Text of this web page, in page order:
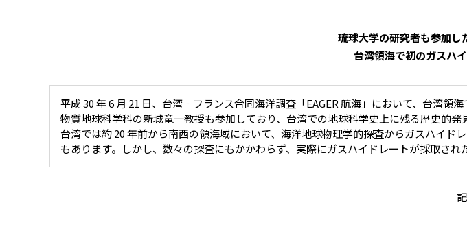
琉球大学の研究者も参加し
台湾領海で初のガスハ
平成 30 年 6 月 21 日、台湾‐フランス合同海洋調査「EAGER 航海」において、台湾
物質地球科学科の新城竜一教授も参加しており、台湾での地球科学史上に残る歴史的発
台湾では約 20 年前から南西の領海域において、海洋地球物理学的探査からガスハイ
もあります。しかし、数々の探査にもかかわらず、実際にガスハイドレートが採取され
記